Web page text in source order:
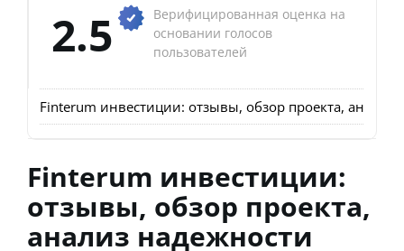
2.5
Верифицированная оценка на
основании голосов
пользователей
Finterum инвестиции: отзывы, обзор проекта, анализ
Finterum инвестиции:
отзывы, обзор проекта,
анализ надежности